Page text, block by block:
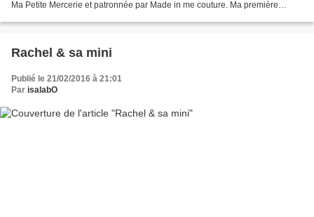
Ma Petite Mercerie et patronnée par Made in me couture. Ma première
Rachel & sa mini
Publié le 21/02/2016 à 21:01
Par isalabO